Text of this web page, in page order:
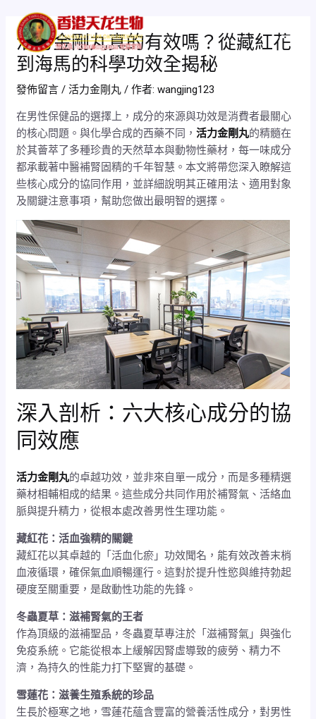
活力金剛丸真的有效嗎？從藏紅花
到海馬的科學功效全揭秘
發佈留言 /活力金剛丸 / 作者:wangjing123
在男性保健品的選擇上，成分的來源與功效是消費者最關心
的核心問題。與化學合成的西藥不同，活力金剛丸的精髓在
於其薈萃了多種珍貴的天然草本與動物性藥材，每一味成分
都承載著中醫補腎固精的千年智慧。本文將帶您深入瞭解這
些核心成分的協同作用，並詳細說明其正確用法、適用對象
及關鍵注意事項，幫助您做出最明智的選擇。
深入剖析：六大核心成分的協
同效應
活力金剛丸的卓越功效，並非來自單一成分，而是多種精選
藥材相輔相成的結果。這些成分共同作用於補腎氣、活絡血
脈與提升精力，從根本處改善男性生理功能。
藏紅花：活血強精的關鍵
藏紅花以其卓越的「活血化瘀」功效聞名，能有效改善末梢
血液循環，確保氣血順暢運行。這對於提升性慾與維持勃起
硬度至關重要，是啟動性功能的先鋒。
冬蟲夏草：滋補腎氣的王者
作為頂級的滋補聖品，冬蟲夏草專注於「滋補腎氣」與強化
免疫系統。它能從根本上緩解因腎虛導致的疲勞、精力不
濟，為持久的性能力打下堅實的基礎。
雪蓮花：滋養生殖系統的珍品
生長於極寒之地，雪蓮花蘊含豐富的營養活性成分，對男性
navigation